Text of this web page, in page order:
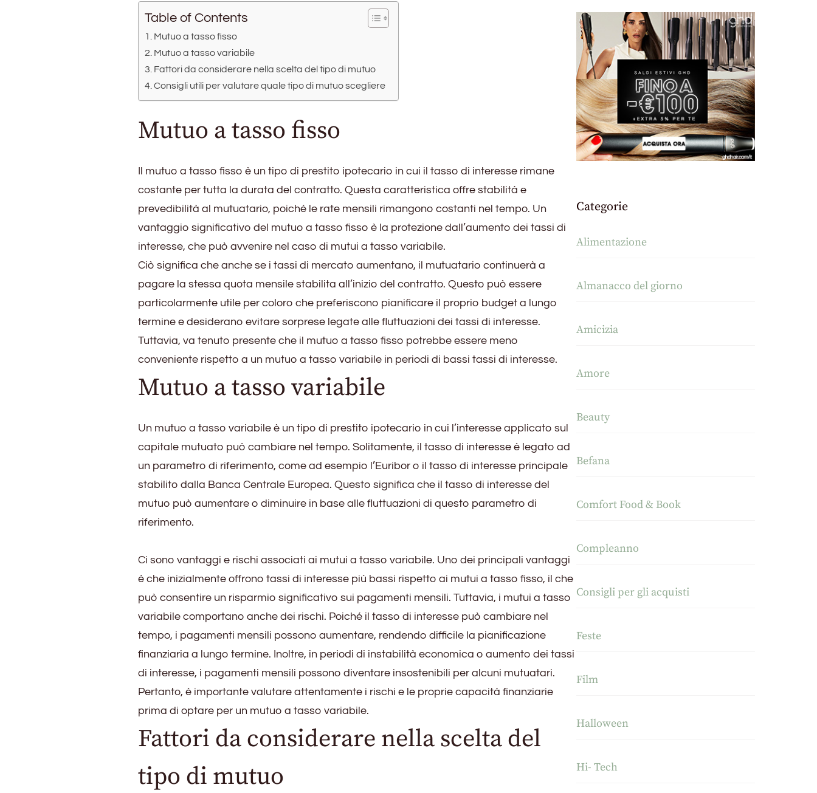
Table of Contents
Mutuo a tasso fisso
Mutuo a tasso variabile
Fattori da considerare nella scelta del tipo di mutuo
Consigli utili per valutare quale tipo di mutuo scegliere
Mutuo a tasso fisso
Il mutuo a tasso fisso è un tipo di prestito ipotecario in cui il tasso di interesse rimane
costante per tutta la durata del contratto. Questa caratteristica offre stabilità e
prevedibilità al mutuatario, poiché le rate mensili rimangono costanti nel tempo. Un
vantaggio significativo del mutuo a tasso fisso è la protezione dall’aumento dei tassi di
interesse, che può avvenire nel caso di mutui a tasso variabile.
Ciò significa che anche se i tassi di mercato aumentano, il mutuatario continuerà a
pagare la stessa quota mensile stabilita all’inizio del contratto. Questo può essere
particolarmente utile per coloro che preferiscono pianificare il proprio budget a lungo
termine e desiderano evitare sorprese legate alle fluttuazioni dei tassi di interesse.
Tuttavia, va tenuto presente che il mutuo a tasso fisso potrebbe essere meno
conveniente rispetto a un mutuo a tasso variabile in periodi di bassi tassi di interesse.
Mutuo a tasso variabile
Un mutuo a tasso variabile è un tipo di prestito ipotecario in cui l’interesse applicato sul
capitale mutuato può cambiare nel tempo. Solitamente, il tasso di interesse è legato ad
un parametro di riferimento, come ad esempio l’Euribor o il tasso di interesse principale
stabilito dalla Banca Centrale Europea. Questo significa che il tasso di interesse del
mutuo può aumentare o diminuire in base alle fluttuazioni di questo parametro di
riferimento.
Ci sono vantaggi e rischi associati ai mutui a tasso variabile. Uno dei principali vantaggi
è che inizialmente offrono tassi di interesse più bassi rispetto ai mutui a tasso fisso, il che
può consentire un risparmio significativo sui pagamenti mensili. Tuttavia, i mutui a tasso
variabile comportano anche dei rischi. Poiché il tasso di interesse può cambiare nel
tempo, i pagamenti mensili possono aumentare, rendendo difficile la pianificazione
finanziaria a lungo termine. Inoltre, in periodi di instabilità economica o aumento dei tassi
di interesse, i pagamenti mensili possono diventare insostenibili per alcuni mutuatari.
Pertanto, è importante valutare attentamente i rischi e le proprie capacità finanziarie
prima di optare per un mutuo a tasso variabile.
Fattori da considerare nella scelta del
tipo di mutuo
Categorie
Alimentazione
Almanacco del giorno
Amicizia
Amore
Beauty
Befana
Comfort Food & Book
Compleanno
Consigli per gli acquisti
Feste
Film
Halloween
Hi- Tech